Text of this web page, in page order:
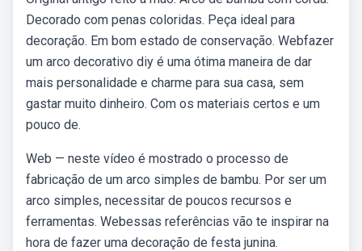
Decorado com penas coloridas. Peça ideal para
decoração. Em bom estado de conservação. Webfazer
um arco decorativo diy é uma ótima maneira de dar
mais personalidade e charme para sua casa, sem
gastar muito dinheiro. Com os materiais certos e um
pouco de.
Web — neste vídeo é mostrado o processo de
fabricação de um arco simples de bambu. Por ser um
arco simples, necessitar de poucos recursos e
ferramentas. Webessas referências vão te inspirar na
hora de fazer uma decoração de festa junina.